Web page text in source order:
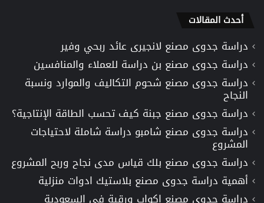
أحدث المقالات
دراسة جدوى مصنع لانجيرى عائد ربحي وفير
دراسة جدوى مصنع بن دراسة للعملاء والمنافسين
دراسة جدوى مصنع شحوم التكاليف والموارد ونسبة
النجاح
دراسة جدوى مصنع جبنة كيف تحسب الطاقة الإنتاجية؟
دراسة جدوى مصنع شامبو دراسة شاملة لاحتياجات
المشروع
دراسة جدوى مصنع بلك قياس مدى نجاح وربح المشروع
أهمية دراسة جدوى مصنع بلاستيك ادوات منزلية
دراسة جدوى مصنع اكواب ورقية في السعودية